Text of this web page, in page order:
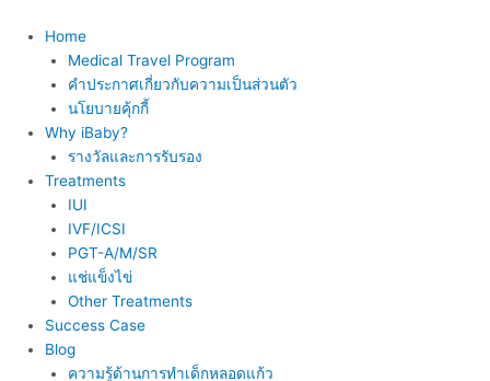
content
Home
Medical Travel Program
คำประกาศเกี่ยวกับความเป็นส่วนตัว
นโยบายคุ้กกี้
Why iBaby?
รางวัลและการรับรอง
Treatments
IUI
IVF/ICSI
PGT-A/M/SR
แช่แข็งไข่
Other Treatments
Success Case
Blog
ความรู้ด้านการทำเด็กหลอดแก้ว